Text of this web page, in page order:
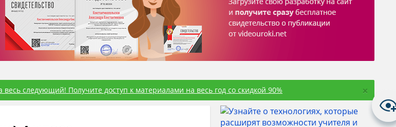
следующий! Получите доступ к материалами на весь год со скидкой 90% ×